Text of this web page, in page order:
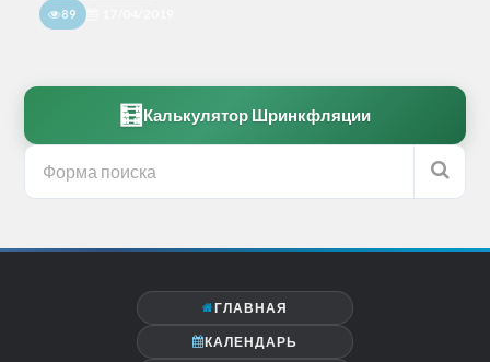
89
🧮 Калькулятор Шринкфляции
ГЛАВНАЯ
КАЛЕНДАРЬ